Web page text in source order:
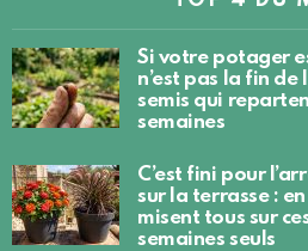
Si votre potager
n’est pas la fin de
semis qui
semaines
C’est fini pour
sur la terrasse :
misent tous sur
semaines seuls